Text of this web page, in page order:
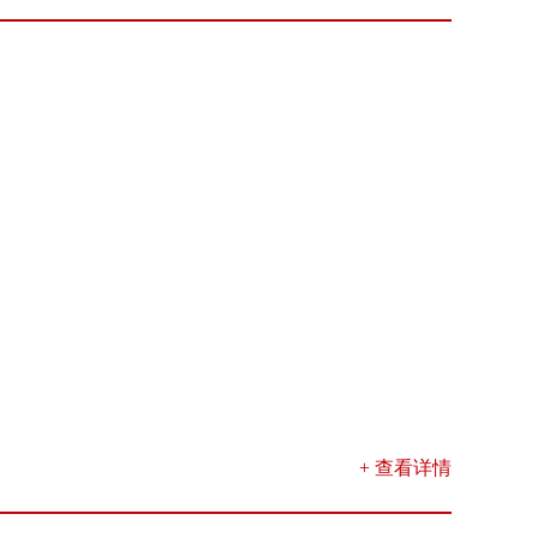
+ 查看详情